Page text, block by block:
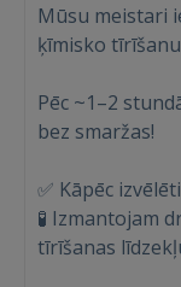
Mūsu meistari
ķīmisko
Pēc ~1–2
bez smaržas!
✅ Kāpēc
🧪 Izmantojam
tīrīšanas